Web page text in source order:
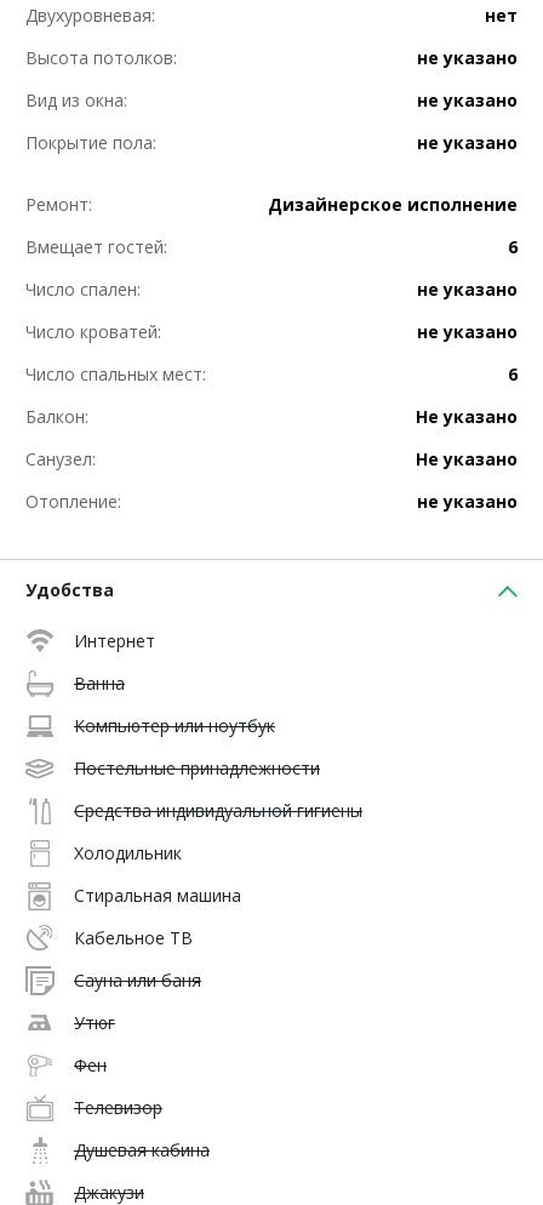
Двухуровневая:
нет
Высота потолков:
не указано
Вид из окна:
не указано
Покрытие пола:
не указано
Ремонт:
Дизайнерское исполнение
Вмещает гостей:
6
Число спален:
не указано
Число кроватей:
не указано
Число спальных мест:
6
Балкон:
Не указано
Санузел:
Не указано
Отопление:
не указано
Удобства
Интернет
Ванна
Компьютер или ноутбук
Постельные принадлежности
Средства индивидуальной гигиены
Холодильник
Стиральная машина
Кабельное ТВ
Сауна или баня
Утюг
Фен
Телевизор
Душевая кабина
Джакузи